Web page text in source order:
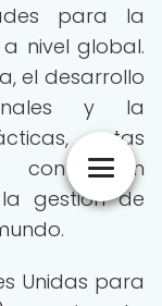
para la
nivel global.
el desarrollo
y la
estas
gestión de
Unidas para